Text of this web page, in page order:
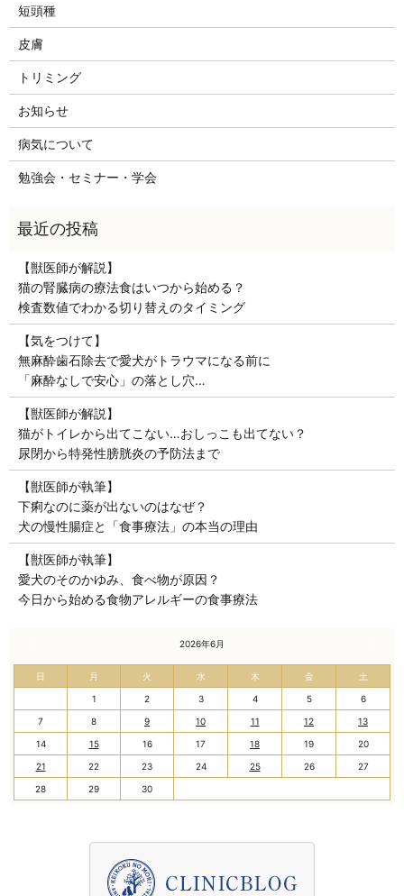
短頭種
皮膚
トリミング
お知らせ
病気について
勉強会・セミナー・学会
【獣医師が解説】
猫の腎臓病の療法食はいつから始める？
検査数値でわかる切り替えのタイミング
【気をつけて】
無麻酔歯石除去で愛犬がトラウマになる前に
「麻酔なしで安心」の落とし穴…
【獣医師が解説】
猫がトイレから出てこない…おしっこも出てない？
尿閉から特発性膀胱炎の予防法まで
【獣医師が執筆】
下痢なのに薬が出ないのはなぜ？
犬の慢性腸症と「食事療法」の本当の理由
【獣医師が執筆】
愛犬のそのかゆみ、食べ物が原因？
今日から始める食物アレルギーの食事療法
2026年6月
日 月 火 水 木 金 土
1 2 3 4 5 6
7 8 9 10 11 12 13
14 15 16 17 18 19 20
21 22 23 24 25 26 27
28 29 30